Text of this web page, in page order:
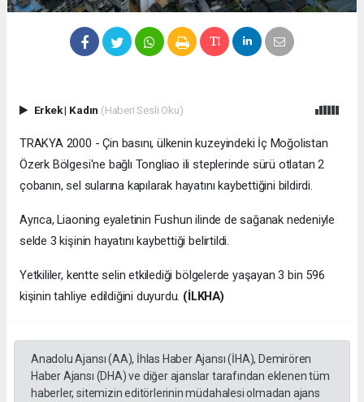
Erkek| Kadın (Haberi Sesli Oku)
TRAKYA 2000 - Çin basını, ülkenin kuzeyindeki İç Moğolistan
Özerk Bölgesi'ne bağlı Tongliao ili steplerinde sürü otlatan 2
çobanın, sel sularına kapılarak hayatını kaybettiğini bildirdi.
Ayrıca, Liaoning eyaletinin Fushun ilinde de sağanak nedeniyle
selde 3 kişinin hayatını kaybettiği belirtildi.
Yetkililer, kentte selin etkilediği bölgelerde yaşayan 3 bin 596
kişinin tahliye edildiğini duyurdu. (İLKHA)
Anadolu Ajansı (AA), İhlas Haber Ajansı (İHA), Demirören
Haber Ajansı (DHA) ve diğer ajanslar tarafından eklenen tüm
haberler, sitemizin editörlerinin müdahalesi olmadan ajans